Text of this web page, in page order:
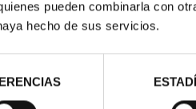
pueden combinarla con
hecho de sus servicios.
MEDALLA DE COBRE